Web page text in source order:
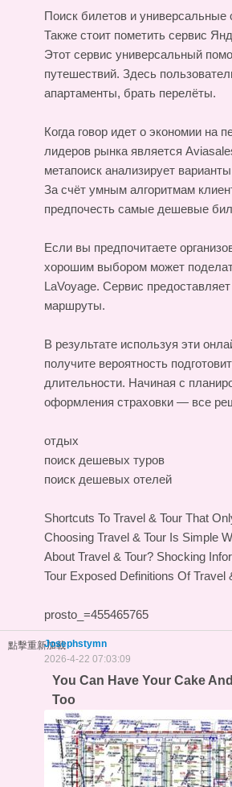
Поиск билетов и универсальные
Также стоит пометить сервис
Этот сервис универсальный
путешествий. Здесь
апартаменты, брать перелёты.
Когда говор идет о экономии на
лидеров рынка является
метапоиск анализирует
За счёт умным алгоритмам
предпочесть самые дешевые
Если вы предпочитаете
хорошим выбором может
LaVoyage. Сервис
маршруты.
В результате используя эти
получите вероятность
длительности. Начиная с
оформления страховки — все
отдых
поиск дешевых туров
поиск дешевых отелей
Shortcuts To Travel & Tour That
Choosing Travel & Tour Is Simple
About Travel & Tour? Shocking
Tour Exposed Definitions Of Travel
prosto_=455465765
點擊重新加載Josephstymn
2026-4-22 07:03:09
You Can Have Your Cake
Too